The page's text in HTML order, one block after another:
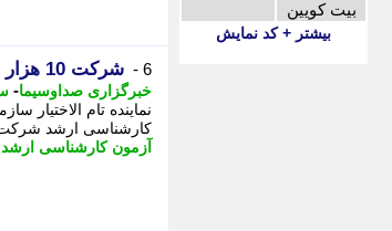
بیت کویین
بیشتر + کد نمایش
6 - شرکت 10 هزار داوطلب از اردبیل در آزمون کارشناسی ارشد
خبرگزاری صداوسیما-
کارشناسی ارشد شرکت کرده اند که
آزمون کارشناسی ارشد